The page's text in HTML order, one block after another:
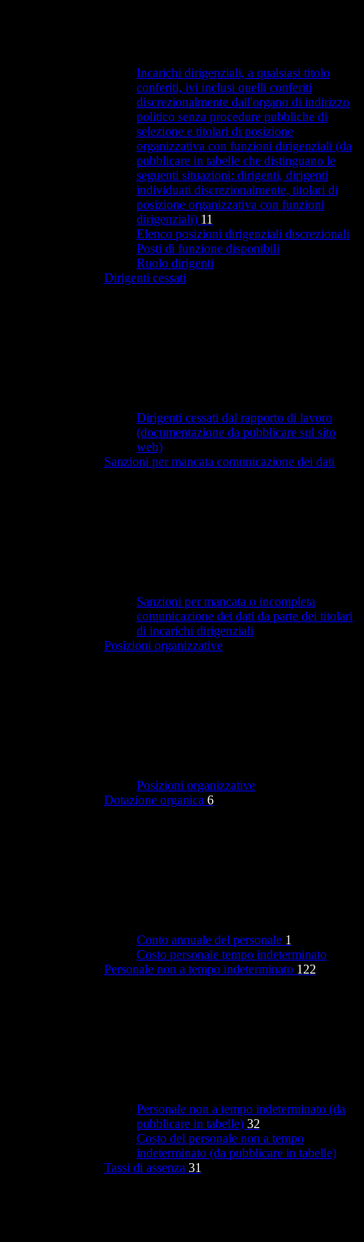
Incarichi dirigenziali, a qualsiasi titolo
conferiti, ivi inclusi quelli conferiti
discrezionalmente dall'organo di indirizzo
politico senza procedure pubbliche di
selezione e titolari di posizione
organizzativa con funzioni dirigenziali (da
pubblicare in tabelle che distinguano le
seguenti situazioni: dirigenti, dirigenti
individuati discrezionalmente, titolari di
posizione organizzativa con funzioni
dirigenziali) 11
Elenco posizioni dirigenziali discrezionali
Posti di funzione disponibili
Ruolo dirigenti
Dirigenti cessati
Dirigenti cessati dal rapporto di lavoro
(documentazione da pubblicare sul sito
web)
Sanzioni per mancata comunicazione dei dati
Sanzioni per mancata o incompleta
comunicazione dei dati da parte dei titolari
di incarichi dirigenziali
Posizioni organizzative
Posizioni organizzative
Dotazione organica 6
Conto annuale del personale 1
Costo personale tempo indeterminato
Personale non a tempo indeterminato 122
Personale non a tempo indeterminato (da
pubblicare in tabelle) 32
Costo del personale non a tempo
indeterminato (da pubblicare in tabelle)
Tassi di assenza 31